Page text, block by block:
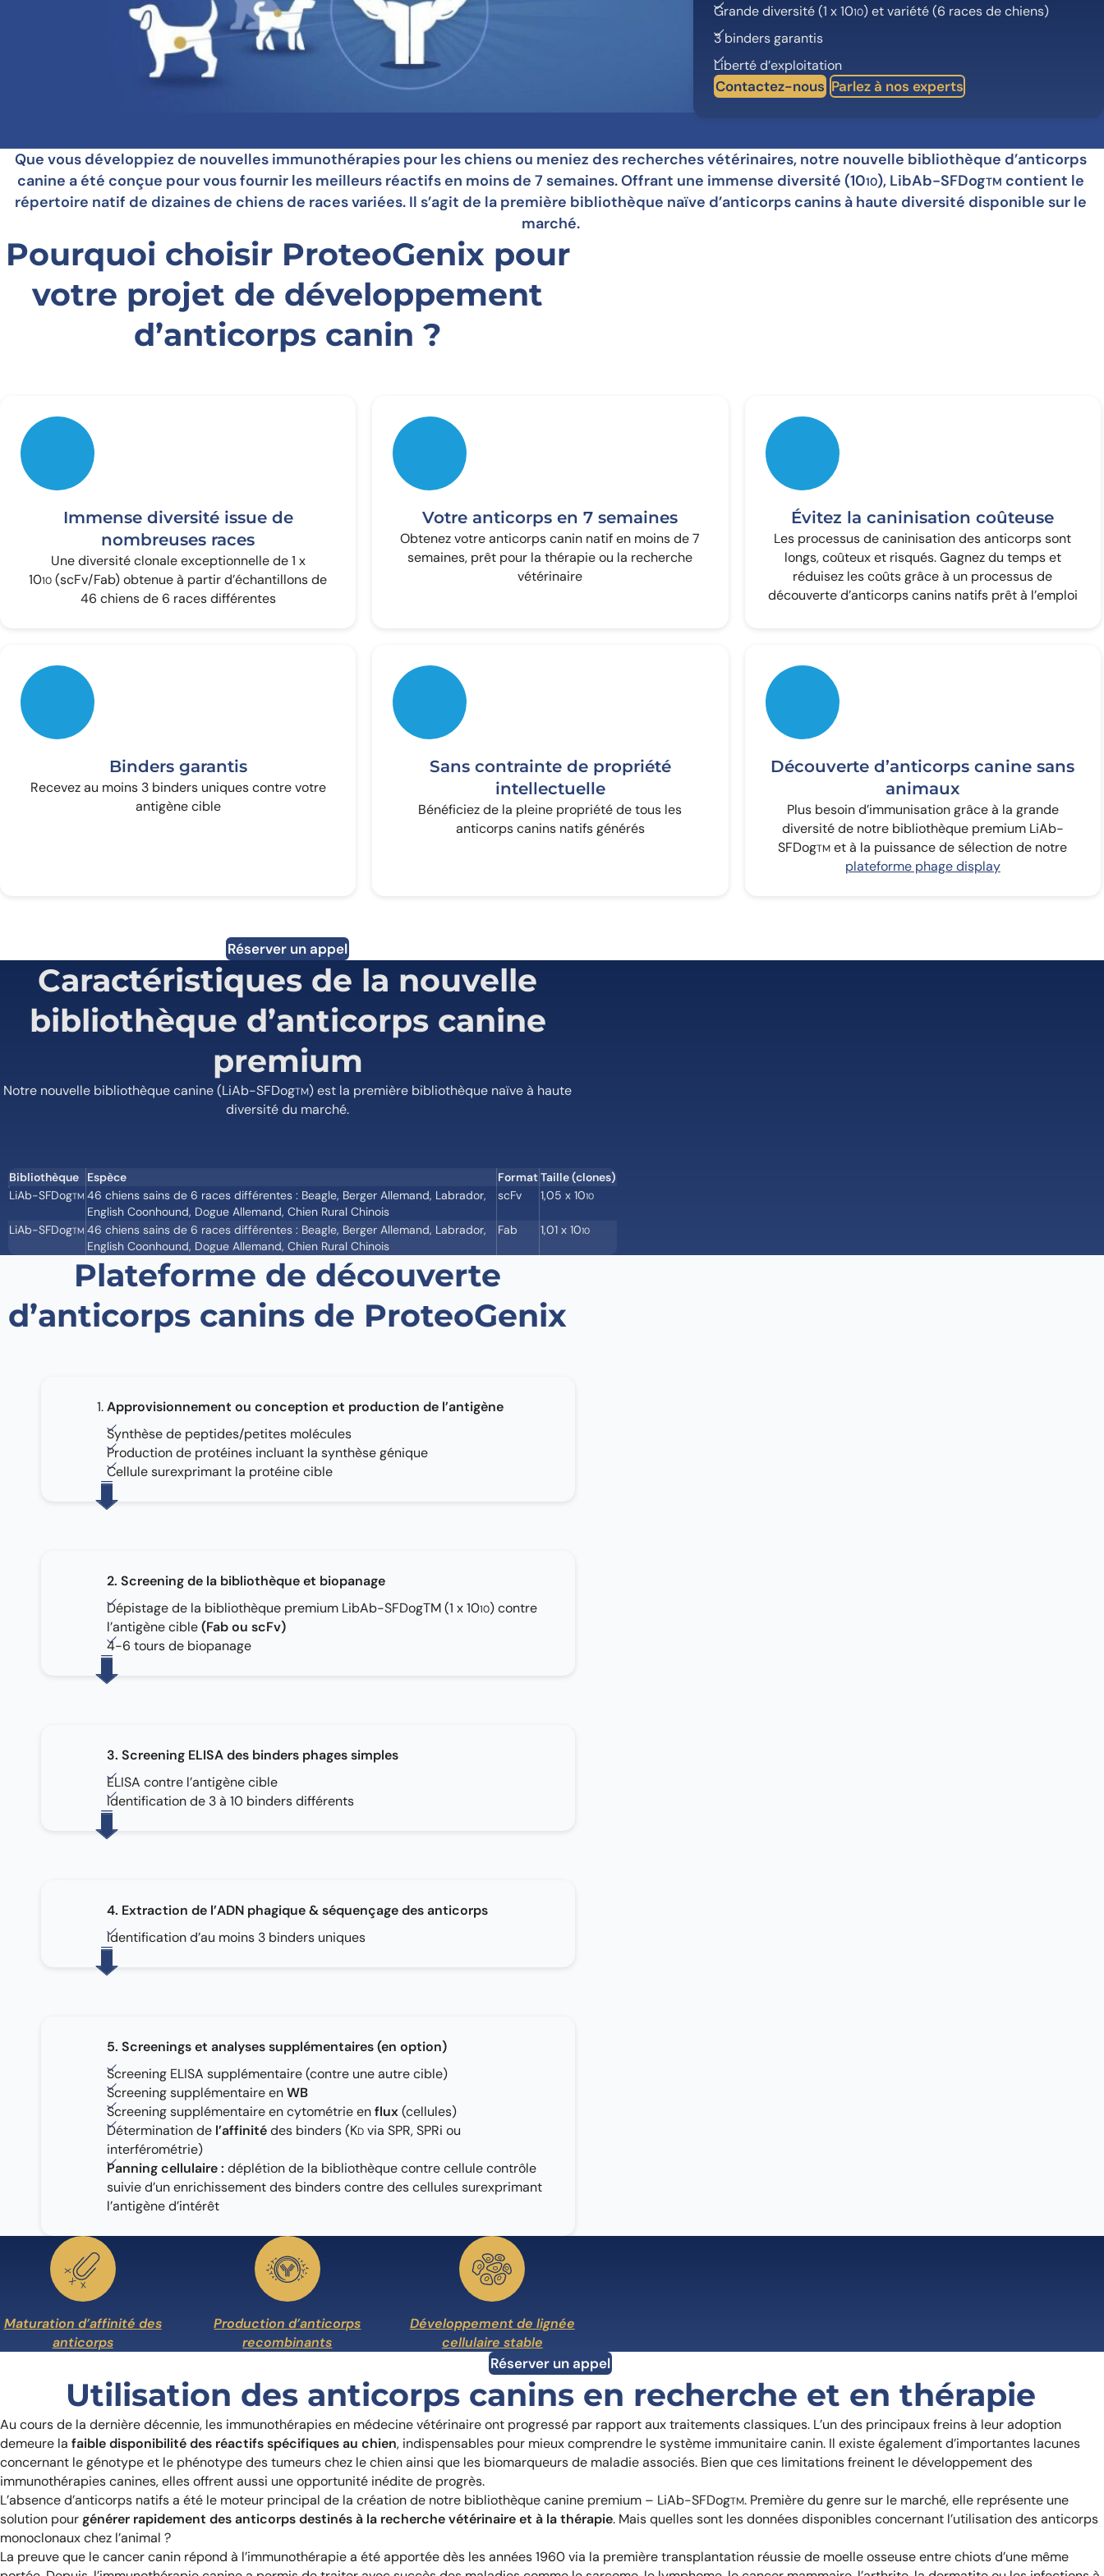
Grande diversité (1 x 1010) et variété (6 races de chiens)
3 binders garantis
Liberté d’exploitation
Contactez-nous Parlez à nos experts
Que vous développiez de nouvelles immunothérapies pour les chiens ou meniez des recherches vétérinaires, notre nouvelle bibliothèque d’anticorps
canine a été conçue pour vous fournir les meilleurs réactifs en moins de 7 semaines. Offrant une immense diversité (1010), LibAb-SFDogTM contient le
répertoire natif de dizaines de chiens de races variées. Il s’agit de la première bibliothèque naïve d’anticorps canins à haute diversité disponible sur le
marché.
Pourquoi choisir ProteoGenix pour
votre projet de développement
d’anticorps canin ?
Immense diversité issue de
nombreuses races
Une diversité clonale exceptionnelle de 1 x
1010 (scFv/Fab) obtenue à partir d’échantillons de
46 chiens de 6 races différentes
Votre anticorps en 7 semaines
Obtenez votre anticorps canin natif en moins de 7
semaines, prêt pour la thérapie ou la recherche
vétérinaire
Évitez la caninisation coûteuse
Les processus de caninisation des anticorps sont
longs, coûteux et risqués. Gagnez du temps et
réduisez les coûts grâce à un processus de
découverte d’anticorps canins natifs prêt à l’emploi
Binders garantis
Recevez au moins 3 binders uniques contre votre
antigène cible
Sans contrainte de propriété
intellectuelle
Bénéficiez de la pleine propriété de tous les
anticorps canins natifs générés
Découverte d’anticorps canine sans
animaux
Plus besoin d’immunisation grâce à la grande
diversité de notre bibliothèque premium LiAb-
SFDogTM et à la puissance de sélection de notre
plateforme phage display
Réserver un appel
Caractéristiques de la nouvelle
bibliothèque d’anticorps canine
premium
Notre nouvelle bibliothèque canine (LiAb-SFDogTM) est la première bibliothèque naïve à haute
diversité du marché.
Bibliothèque Espèce FormatTaille (clones)
LiAb-SFDogTM 46 chiens sains de 6 races différentes : Beagle, Berger Allemand, Labrador,
English Coonhound, Dogue Allemand, Chien Rural Chinois
scFv 1,05 x 1010
LiAb-SFDogTM 46 chiens sains de 6 races différentes : Beagle, Berger Allemand, Labrador,
English Coonhound, Dogue Allemand, Chien Rural Chinois
Fab 1,01 x 1010
Plateforme de découverte
d’anticorps canins de ProteoGenix
Approvisionnement ou conception et production de l’antigène
Synthèse de peptides/petites molécules
Production de protéines incluant la synthèse génique
Cellule surexprimant la protéine cible
2. Screening de la bibliothèque et biopanage
Dépistage de la bibliothèque premium LibAb-SFDogTM (1 x 1010) contre
l’antigène cible(Fab ou scFv)
4-6 tours de biopanage
3. Screening ELISA des binders phages simples
ELISA contre l’antigène cible
Identification de 3 à 10 binders différents
4. Extraction de l’ADN phagique & séquençage des anticorps
Identification d’au moins 3 binders uniques
5. Screenings et analyses supplémentaires (en option)
Screening ELISA supplémentaire (contre une autre cible)
Screening supplémentaire enWB
Screening supplémentaire en cytométrie enflux(cellules)
Détermination de l’affinitédes binders (KD via SPR, SPRi ou
interférométrie)
Panning cellulaire : déplétion de la bibliothèque contre cellule contrôle
suivie d’un enrichissement des binders contre des cellules surexprimant
l’antigène d’intérêt
Maturation d’affinité des
anticorps
Production d’anticorps
recombinants
Développement de lignée
cellulaire stable
Réserver un appel
Utilisation des anticorps canins en recherche et en thérapie
Au cours de la dernière décennie, les immunothérapies en médecine vétérinaire ont progressé par rapport aux traitements classiques. L’un des principaux freins à leur adoption
demeure la faible disponibilité des réactifs spécifiques au chien, indispensables pour mieux comprendre le système immunitaire canin. Il existe également d’importantes lacunes
concernant le génotype et le phénotype des tumeurs chez le chien ainsi que les biomarqueurs de maladie associés. Bien que ces limitations freinent le développement des
immunothérapies canines, elles offrent aussi une opportunité inédite de progrès.
L’absence d’anticorps natifs a été le moteur principal de la création de notre bibliothèque canine premium – LiAb-SFDogTM. Première du genre sur le marché, elle représente une
solution pourgénérer rapidement des anticorps destinés à la recherche vétérinaire et à la thérapie. Mais quelles sont les données disponibles concernant l’utilisation des anticorps
monoclonaux chez l’animal ?
La preuve que le cancer canin répond à l’immunothérapie a été apportée dès les années 1960 via la première transplantation réussie de moelle osseuse entre chiots d’une même